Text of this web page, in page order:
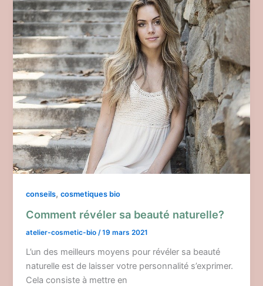
conseils,cosmetiques bio
Comment révéler sa beauté naturelle?
atelier-cosmetic-bio/19 mars 2021
L’un des meilleurs moyens pour révéler sa beauté
naturelle est de laisser votre personnalité s’exprimer.
Cela consiste à mettre en